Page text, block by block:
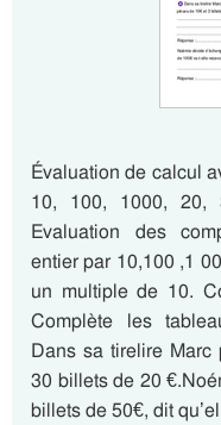
Évaluation de calcul
10, 100, 1000,
Evaluation des
entier par 10,100 ,1
un multiple de 10.
Complète les
Dans sa tirelire
30 billets de 20
billets de 50€, dit